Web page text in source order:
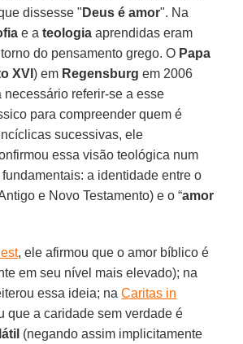
dissesse " Deus é amor". Na
e ateologia aprendidas eram
do pensamento grego. O Papa
XVI) em Regensburg em 2006
necessário referir-se a esse
para compreender quem é
sucessivas, ele
essa visão teológica num
a identidade entre o
e Novo Testamento) e o “amor
, ele afirmou que o amor bíblico é
em seu nível mais elevado); na
essa ideia; naCaritas in
que a caridade sem verdade é
(negando assim implicitamente